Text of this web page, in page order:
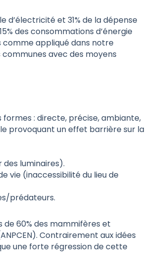
d’électricité et 31% de la dépense
des consommations d’énergie
comme appliqué dans notre
avec des moyens
: directe, précise, ambiante,
provoquant un effet barrière sur la
luminaires).
vie (inaccessibilité du lieu de
prédateurs.
de 60% des mammifères et
Contrairement aux idées
une forte régression de cette